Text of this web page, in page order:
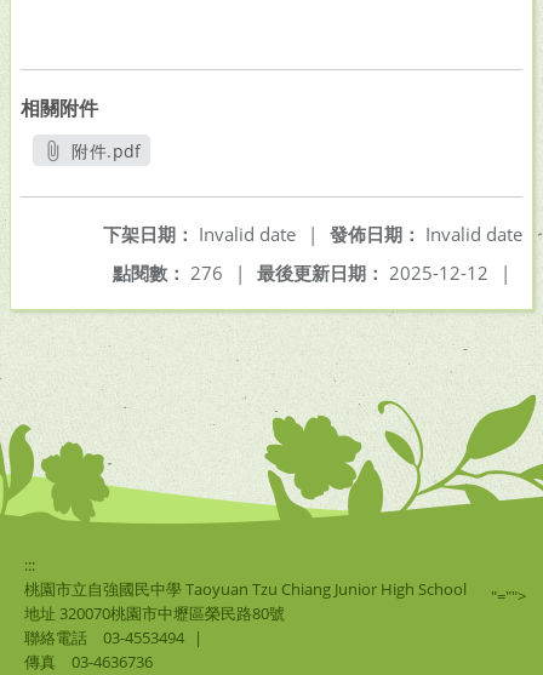
相關附件
附件.pdf
發佈日期： Invalid date
下架日期： Invalid date
|
最後更新日期： 2025-12-12 |
點閱數： 276 |
:::
桃園市立自強國民中學 Taoyuan Tzu Chiang Junior High School
地址 320070桃園市中壢區榮民路80號
聯絡電話
03-4553494
|
傳真
03-4636736
"="">